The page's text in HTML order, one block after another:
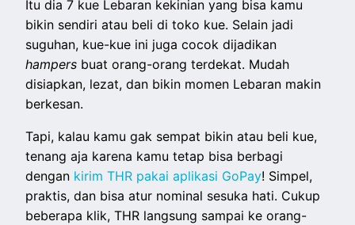
Itu dia 7 kue Lebaran kekinian yang bisa kamu
bikin sendiri atau beli di toko kue. Selain jadi
suguhan, kue-kue ini juga cocok dijadikan
hampers buat orang-orang terdekat. Mudah
disiapkan, lezat, dan bikin momen Lebaran makin
berkesan.
Tapi, kalau kamu gak sempat bikin atau beli kue,
tenang aja karena kamu tetap bisa berbagi
dengan kirim THR pakai aplikasi GoPay! Simpel,
praktis, dan bisa atur nominal sesuka hati. Cukup
beberapa klik, THR langsung sampai ke orang-